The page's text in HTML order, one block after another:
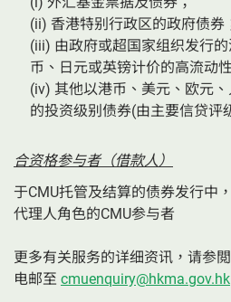
(ii) 香港特别行政区的政府债券
(iii) 由政府或超国家组织发行
币、日元或英镑计价的高流动
(iv) 其他以港币、美元、欧元
的投资级别债券(由主要信贷评
合资格参与者（借款人）
于CMU托管及结算的债券发行中
代理人角色的CMU参与者
更多有关服务的详细资讯，请参
电邮至 cmuenquiry@hkma.gov.hk